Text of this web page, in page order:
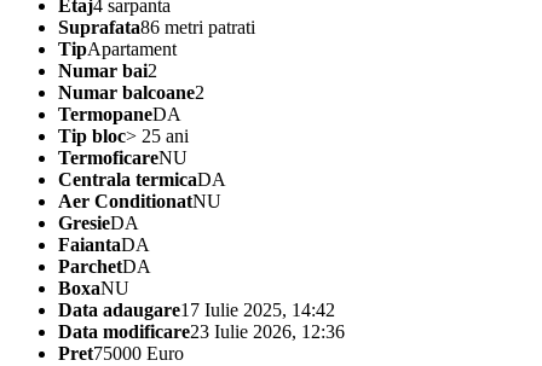
Etaj4 sarpanta
Suprafata86 metri patrati
TipApartament
Numar bai2
Numar balcoane2
TermopaneDA
Tip bloc> 25 ani
TermoficareNU
Centrala termicaDA
Aer ConditionatNU
GresieDA
FaiantaDA
ParchetDA
BoxaNU
Data adaugare17 Iulie 2025, 14:42
Data modificare23 Iulie 2026, 12:36
Pret75000 Euro